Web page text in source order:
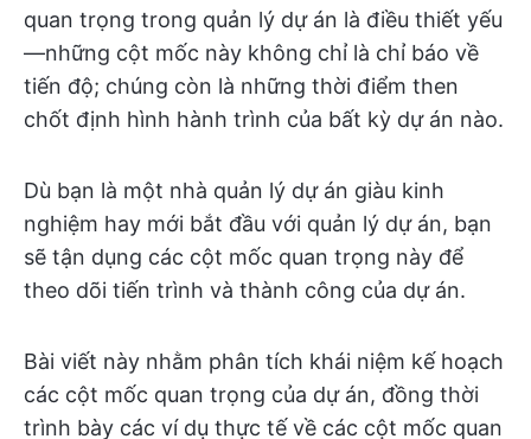
quan trọng trong quản lý dự án là điều thiết yếu
—những cột mốc này không chỉ là chỉ báo về
tiến độ; chúng còn là những thời điểm then
chốt định hình hành trình của bất kỳ dự án nào.
Dù bạn là một nhà quản lý dự án giàu kinh
nghiệm hay mới bắt đầu với quản lý dự án, bạn
sẽ tận dụng các cột mốc quan trọng này để
theo dõi tiến trình và thành công của dự án.
Bài viết này nhằm phân tích khái niệm kế hoạch
các cột mốc quan trọng của dự án, đồng thời
trình bày các ví dụ thực tế về các cột mốc quan